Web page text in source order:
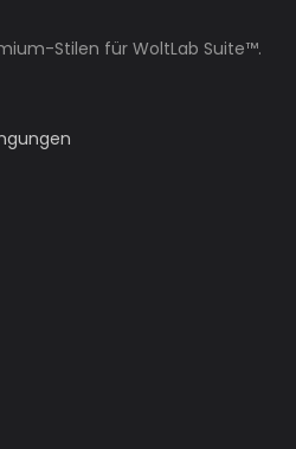
Stilen für WoltLab Suite™.